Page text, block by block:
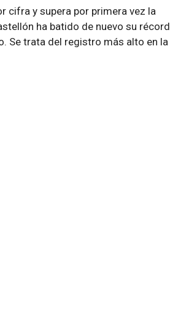
cifra y supera por primera vez la
ha batido de nuevo su récord
Se trata del registro más alto en la